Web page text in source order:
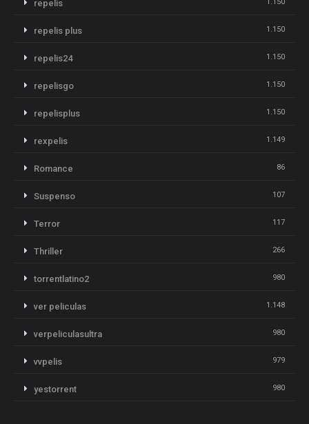
repelis
repelis plus 1.150
repelis24 1.150
repelisgo 1.150
repelisplus 1.150
rexpelis 1.149
Romance 86
Suspenso 107
Terror 117
Thriller 266
torrentlatino2 980
ver peliculas 1.148
verpeliculasultra 980
vvpelis 979
yestorrent 980